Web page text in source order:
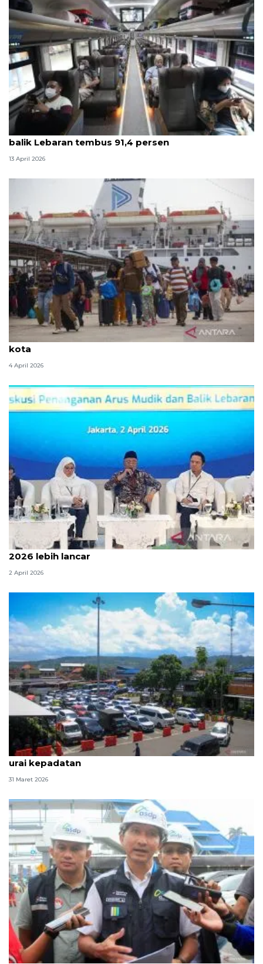
Survei ANTARA: Kepuasan pelanggan KAI saat arus
balik Lebaran tembus 91,4 persen
13 April 2026
Arus Balik: Bonus demografi yang terjebak di jalan
kota
4 April 2026
Menteri PU sebut arus mudik dan balik Lebaran
2026 lebih lancar
2 April 2026
Otoritas Pelabuhan Ketapang operasikan 36 kapal
urai kepadatan
31 Maret 2026
ASDP Ketapang operasikan 34 kapal urai